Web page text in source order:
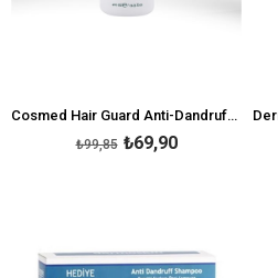
Cosmed Hair Guard Anti-Dandruff Shampoo 400 ml
₺69,90
₺99,85